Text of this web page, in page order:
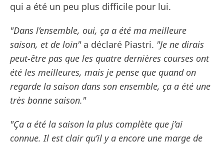
qui a été un peu plus difficile pour lui.
"Dans l’ensemble, oui, ça a été ma meilleure
saison, et de loin"a déclaré Piastri. "Je ne dirais
peut-être pas que les quatre dernières courses ont
été les meilleures, mais je pense que quand on
regarde la saison dans son ensemble, ça a été une
très bonne saison."
"Ça a été la saison la plus complète que j’ai
connue. Il est clair qu’il y a encore une marge de